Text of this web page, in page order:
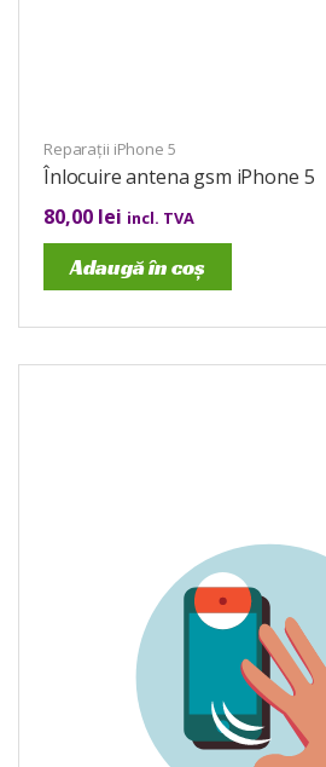
Reparații iPhone 5
Înlocuire antena gsm iPhone 5
80,00 lei incl. TVA
Adaugă în coș